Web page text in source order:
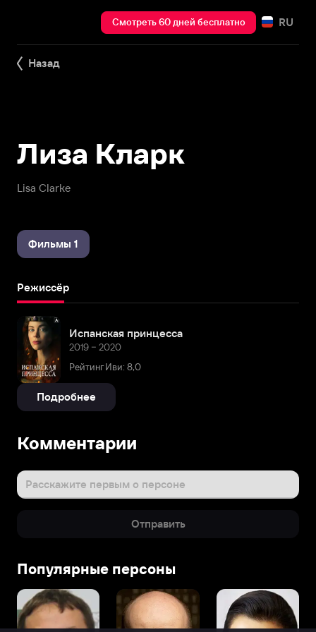
Смотреть 60 дней бесплатно RU
Назад
Lisa Clarke
Лиза Кларк
Фильмы 1
Режиссёр
Испанская принцесса
2019 – 2020
Рейтинг Иви: 8,0
Подробнее
Комментарии
Расскажите первым о персоне
Отправить
Популярные персоны